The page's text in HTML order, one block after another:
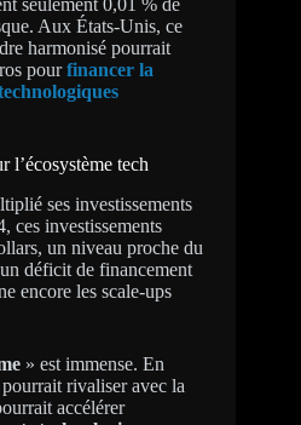
seulement 0,01 % de
Aux États-Unis, ce
harmonisé pourrait
pourfinancer la
l’écosystème tech
ses investissements
ces investissements
un niveau proche du
déficit de financement
encore les scale-ups
» est immense. En
rivaliser avec la
accélérer